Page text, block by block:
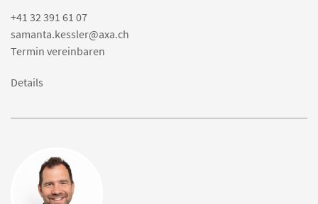
+41 32 391 61 07
samanta.kessler@axa.ch
Termin vereinbaren
Details